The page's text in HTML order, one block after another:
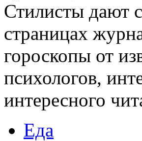
Стилисты дают
страницах
гороскопы от
психологов,
интересного
Еда